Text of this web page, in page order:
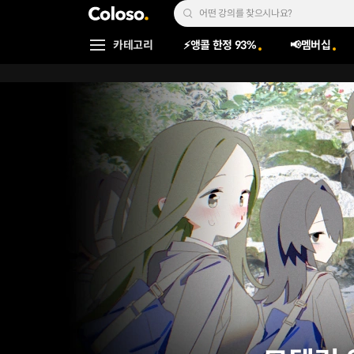
콜로소
Search Input
Coloso Menu
카테고리 ⚡앵콜 한정 93% 📢멤버십